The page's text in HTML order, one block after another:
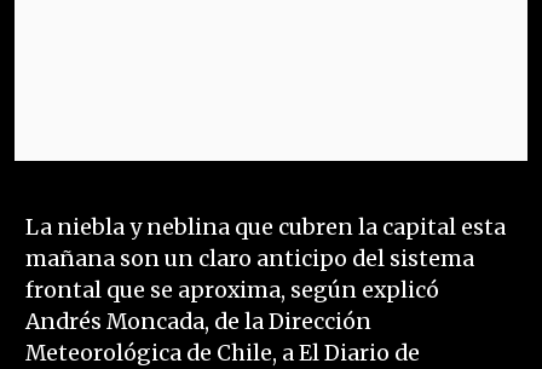
La niebla y neblina que cubren la capital esta
mañana son un claro anticipo del sistema
frontal que se aproxima, según explicó
Andrés Moncada, de la Dirección
Meteorológica de Chile, a El Diario de